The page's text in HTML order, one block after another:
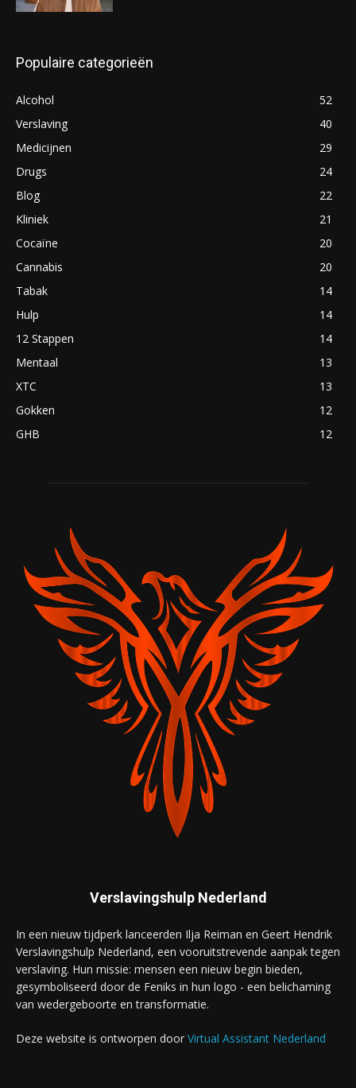
Populaire categorieën
Alcohol
52
Verslaving
40
Medicijnen
29
Drugs
24
Blog
22
Kliniek
21
Cocaïne
20
Cannabis
20
Tabak
14
Hulp
14
12 Stappen
14
Mentaal
13
XTC
13
Gokken
12
GHB
12
Verslavingshulp Nederland
In een nieuw tijdperk lanceerden Ilja Reiman en Geert Hendrik
Verslavingshulp Nederland, een vooruitstrevende aanpak tegen
verslaving. Hun missie: mensen een nieuw begin bieden,
gesymboliseerd door de Feniks in hun logo - een belichaming
van wedergeboorte en transformatie.
Deze website is ontworpen door Virtual Assistant Nederland